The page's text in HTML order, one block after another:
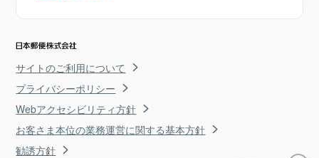
サイトのご利用について
プライバシーポリシー
Webアクセシビリティ方針
お客さま本位の業務運営に関する基本方針
勧誘方針